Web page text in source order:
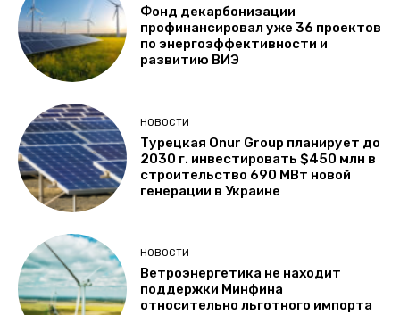
Фонд декарбонизации
профинансировал уже 36 проектов
по энергоэффективности и
развитию ВИЭ
НОВОСТИ
Турецкая Onur Group планирует до
2030 г. инвестировать $450 млн в
строительство 690 МВт новой
генерации в Украине
НОВОСТИ
Ветроэнергетика не находит
поддержки Минфина
относительно льготного импорта